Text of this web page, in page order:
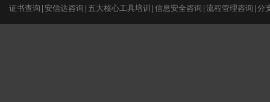
证书查询 |安信达咨询 | 五大核心工具培训 |信息安全咨询 |流程管理咨询 |分